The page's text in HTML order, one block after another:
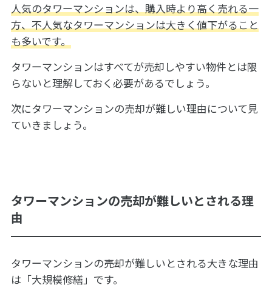
人気のタワーマンションは、購入時より高く売れる一
方、不人気なタワーマンションは大きく値下がること
も多いです。
タワーマンションはすべてが売却しやすい物件とは限
らないと理解しておく必要があるでしょう。
次にタワーマンションの売却が難しい理由について見
ていきましょう。
タワーマンションの売却が難しいとされる理
由
タワーマンションの売却が難しいとされる大きな理由
は「大規模修繕」です。